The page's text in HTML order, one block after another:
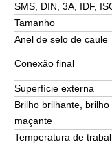
SMS, DIN, 3A, IDF,
Tamanho
Anel de selo de caule
Conexão final
Superfície externa
Brilho brilhante, brilho
maçante
Temperatura de